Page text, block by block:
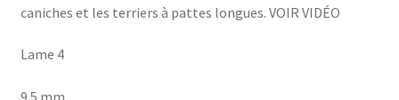
caniches et les terriers à pattes longues. VOIR VIDÉO
Lame 4
9.5 mm